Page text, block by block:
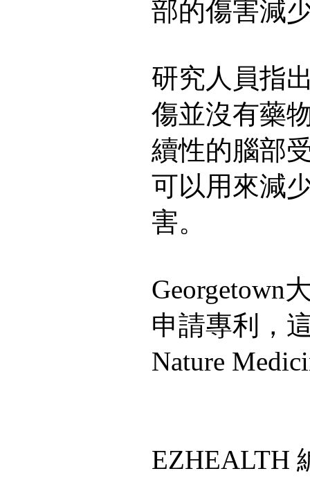
部的傷害減
研究人員指
傷並沒有藥
續性的腦部
可以用來減
害。
Georgetown
申請專利，
Nature
EZHEALTH